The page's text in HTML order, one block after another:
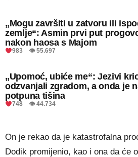
„Mogu završiti u zatvoru ili
zemlje“: Asmin prvi put
nakon haosa s Majom
983 👁 55.697
„Upomoć, ubiće me“: Jezivi
odzvanjali zgradom, a onda je
potpuna tišina
748 👁 44.734
On je rekao da je katastrofalna
Dodik promijenio, kao i ona da će